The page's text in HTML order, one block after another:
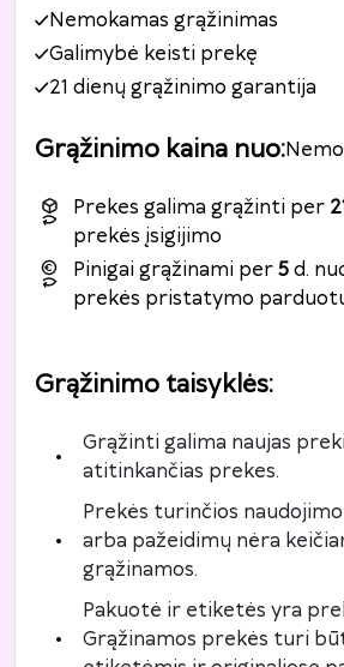
Nemokamas grąžinimas
Galimybė keisti prekę
21 dienų grąžinimo garantija
Grąžinimo kaina nuo:
Prekes galima grąžinti per
prekės įsigijimo
Pinigai grąžinami per5d.
prekės pristatymo
Grąžinimo taisyklės:
Grąžinti galima naujas
atitinkančias prekes.
Prekės turinčios
arba pažeidimų nėra
grąžinamos.
Pakuotė ir etiketės yra
Grąžinamos prekės turi